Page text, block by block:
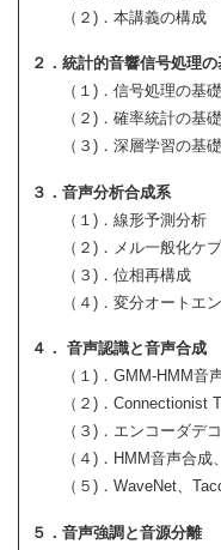
（２)．本講義の構成
２．統計的音響信号処理
（１)．信号処理の基礎
（２)．確率統計の基礎
（３)．深層学習の基礎
３．音声分析合成系
（１)．線形予測分析
（２)．メル一般化ケプ
（３)．位相再構成
（４)．変分オートエン
４． 音声認識と音声合成
（１)．GMM-HMM音声
（２)．Connectionist
（３)．エンコーダデコ
（４)．HMM音声合成
（５)．WaveNet、
５．音声強調と音源分離